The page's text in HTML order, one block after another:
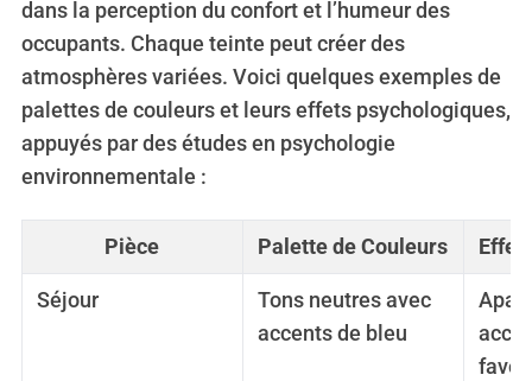
dans la perception du confort et l’humeur des
occupants. Chaque teinte peut créer des
atmosphères variées. Voici quelques exemples de
palettes de couleurs et leurs effets psychologiques,
appuyés par des études en psychologie
environnementale :
Pièce Palette de Couleurs Effet
Séjour
Tons neutres avec
accents de bleu